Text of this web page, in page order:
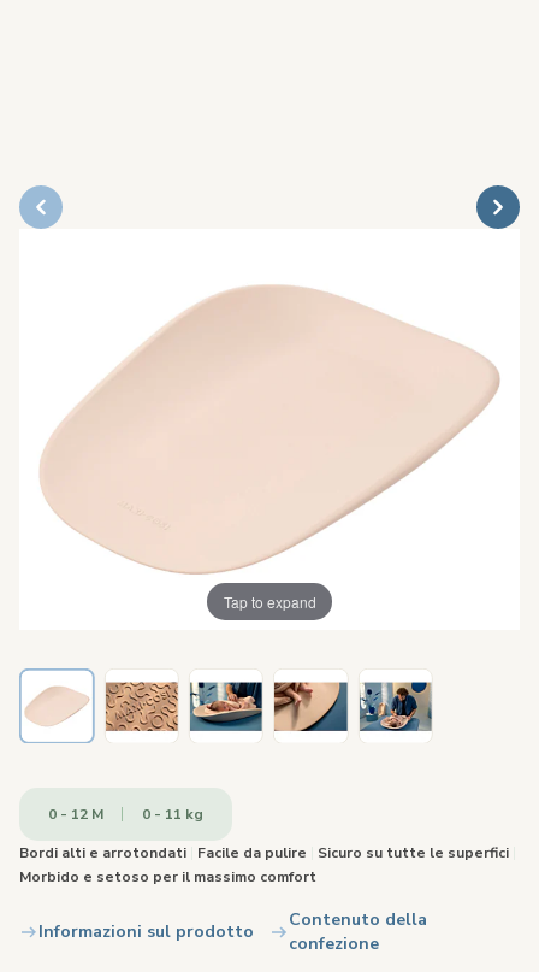
Tap to expand
0 - 12 M
0 - 11 kg
Bordi alti e arrotondati
Facile da pulire Sicuro su tutte le superfici
Morbido e setoso per il massimo comfort
Informazioni sul prodotto
Contenuto della
confezione